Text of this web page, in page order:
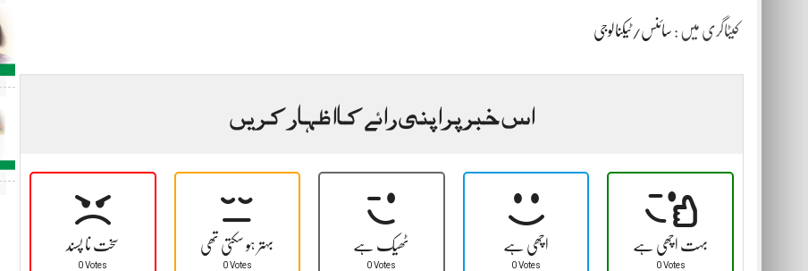
کیٹاگری میں : سائنس/ٹیکنالوجی
اس خبر پر اپنی رائے کا اظہار کریں
سخت نا پسند
0 Votes
بہتر ہو سکتی تھی
0 Votes
ٹھیک ہے
0 Votes
اچھی ہے
0 Votes
بہت اچھی ہے
0 Votes